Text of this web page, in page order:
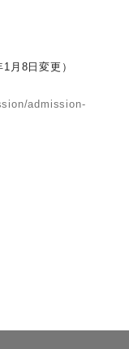
月8日変更）
admission-